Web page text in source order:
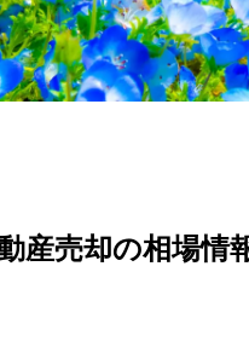
産売却の相場情